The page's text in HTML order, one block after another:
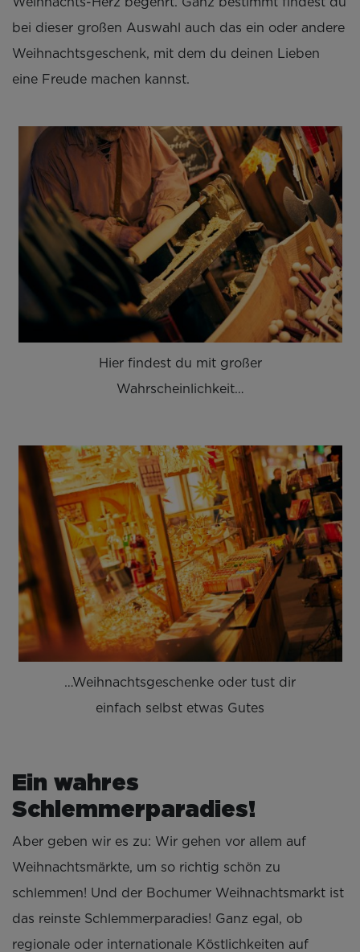
bei dieser großen Auswahl auch das ein oder andere
Weihnachtsgeschenk, mit dem du deinen Lieben
eine Freude machen kannst.
Hier findest du mit großer
Wahrscheinlichkeit…
…Weihnachtsgeschenke oder tust dir
einfach selbst etwas Gutes
Ein wahres
Schlemmerparadies!
Aber geben wir es zu: Wir gehen vor allem auf
Weihnachtsmärkte, um so richtig schön zu
schlemmen! Und der Bochumer Weihnachtsmarkt ist
das reinste Schlemmerparadies! Ganz egal, ob
regionale oder internationale Köstlichkeiten auf